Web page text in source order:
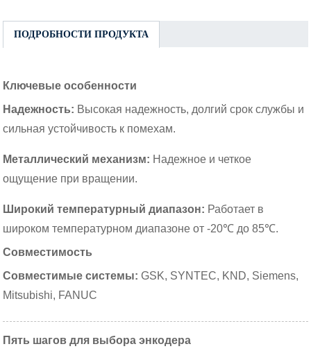
ПОДРОБНОСТИ ПРОДУКТА
Ключевые особенности
Надежность: Высокая надежность, долгий срок службы и
сильная устойчивость к помехам.
Металлический механизм: Надежное и четкое
ощущение при вращении.
Широкий температурный диапазон: Работает в
широком температурном диапазоне от -20℃ до 85℃.
Совместимость
Совместимые системы: GSK, SYNTEC, KND, Siemens,
Mitsubishi, FANUC
Пять шагов для выбора энкодера